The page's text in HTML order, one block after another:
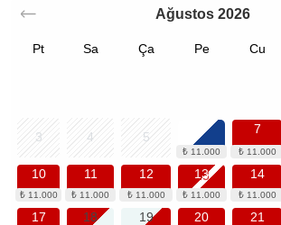
Ağustos 2026
Pt Sa Ça Pe Cu
3 4 5
7
10 11 12 13 14
17 18 19 20 21